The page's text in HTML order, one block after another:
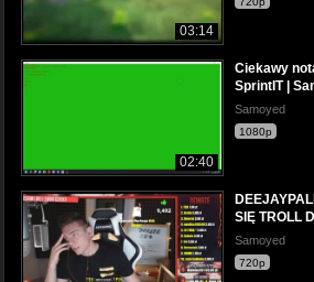
03:14
02:40
Ciekawy
SprintIT |
Samoyed
1080p
SIĘ TROLL
Samoyed
720p